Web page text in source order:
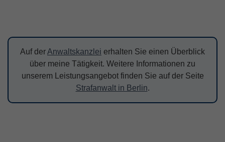
Auf derAnwaltskanzlei erhalten Sie einen Überblick
über meine Tätigkeit. Weitere Informationen zu
unserem Leistungsangebot finden Sie auf der Seite
Strafanwalt in Berlin.
Laufzeit: Session
Anbieter: Diese Website
Datenschutzerklärung
consent_manager(Datenschutz Cookie)